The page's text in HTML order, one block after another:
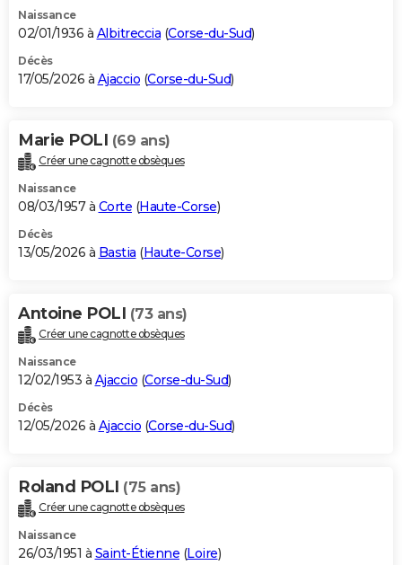
Naissance
02/01/1936 à Albitreccia (Corse-du-Sud)
Décès
17/05/2026 à Ajaccio (Corse-du-Sud)
Marie POLI (69 ans)
Créer une cagnotte obsèques
Naissance
08/03/1957 à Corte (Haute-Corse)
Décès
13/05/2026 à Bastia (Haute-Corse)
Antoine POLI (73 ans)
Créer une cagnotte obsèques
Naissance
12/02/1953 à Ajaccio (Corse-du-Sud)
Décès
12/05/2026 à Ajaccio (Corse-du-Sud)
Roland POLI (75 ans)
Créer une cagnotte obsèques
Naissance
26/03/1951 à Saint-Étienne (Loire)